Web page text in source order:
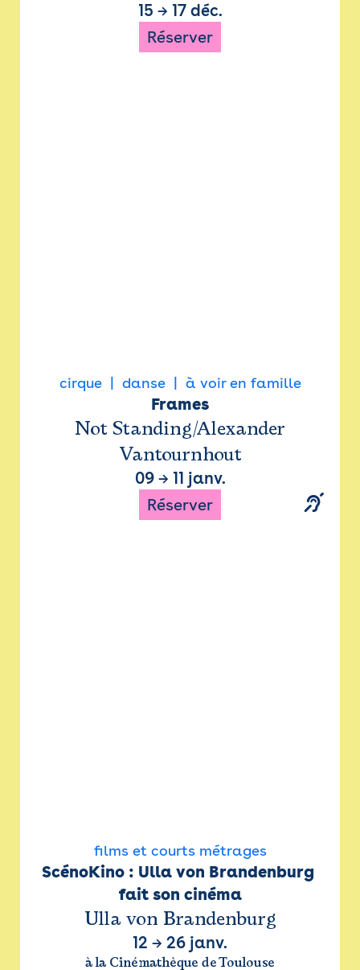
15 → 17 déc.
Réserver
cirque danse à voir en famille
Frames
Not Standing/Alexander
Vantournhout
09→ 11 janv.
Réserver
films et courts métrages
ScénoKino : Ulla von Brandenburg
fait son cinéma
Ulla von Brandenburg
12 → 26 janv.
à la Cinémathèque de Toulouse